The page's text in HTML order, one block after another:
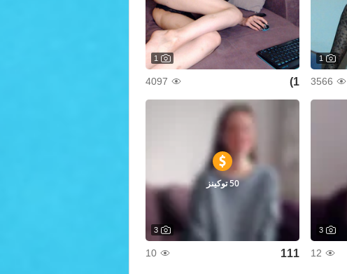
1
3566
1
1)
4097
3
12
50 توكينز
3
111
10